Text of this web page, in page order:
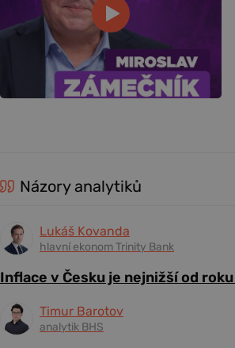
Názory analytiků
Lukáš Kovanda
hlavní ekonom Trinity Bank
Inflace v Česku je nejnižší od
Timur Barotov
analytik BHS